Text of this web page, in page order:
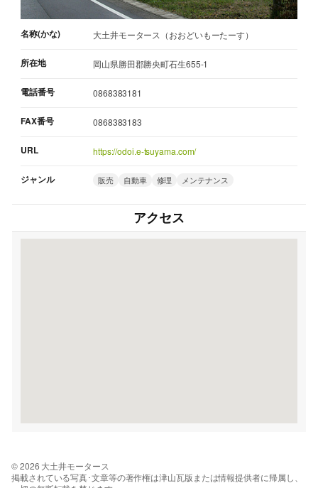
名称(かな) 大土井モータース（おおどいもーたーす）
所在地 岡山県勝田郡勝央町石生655-1
電話番号 0868383181
FAX番号 0868383183
URL https://odoi.e-tsuyama.com/
ジャンル 販売 自動車 修理 メンテナンス
アクセス
© 2026 大土井モータース
掲載されている写真･文章等の著作権は津山瓦版または情報提供者に帰属し、